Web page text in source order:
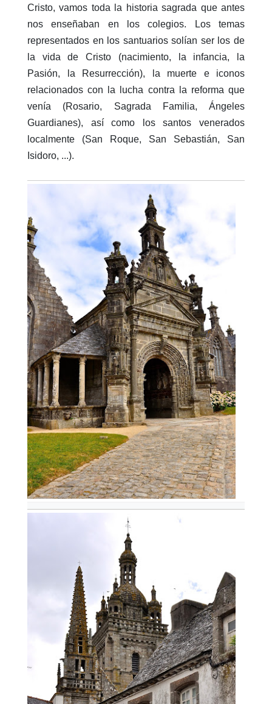
Cristo, vamos toda la historia sagrada que antes
nos enseñaban en los colegios. Los temas
representados en los santuarios solían ser los de
la vida de Cristo (nacimiento, la infancia, la
Pasión, la Resurrección), la muerte e iconos
relacionados con la lucha contra la reforma que
venía (Rosario, Sagrada Familia, Ángeles
Guardianes), así como los santos venerados
localmente (San Roque, San Sebastián, San
Isidoro, ...).